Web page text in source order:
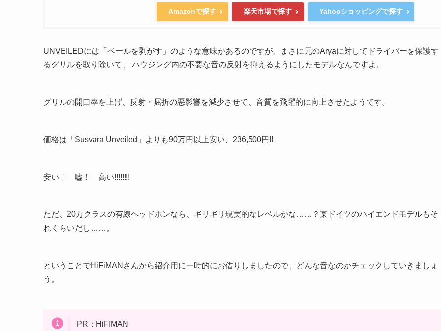
Amazonで探す 楽天市場で探す Yahooショッピングで探す
UNVEILEDには「ベールを剥がす」のような意味があるのですが、まさに元のAryaに対してドライバーを保護す
るグリルを取り除いて、 ハウジング内の不要な音の反射を抑えるようにしたモデルなんですよ。
グリルの開口率を上げ、反射・屈折の悪影響を減少させて、音質を飛躍的に向上させたようです。
価格は「Susvara Unveiled」よりも90万円以上安い、236,500円!!
安い！ 嘘！ 高い!!!!!!!!
ただ、20万クラスの有線ヘッドホンなら、ギリギリ現実的なレベルかな……？某ドイツのハイエンドモデルもそ
れくらいだし……。
ということでHiFiMANさんから紹介用に一時的にお借りしましたので、どんな音なのかチェックしていきましょ
う。
PR：HiFIMAN